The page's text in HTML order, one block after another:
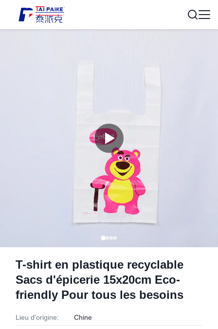
T-shirt en plastique recyclable
Sacs d'épicerie 15x20cm Eco-
friendly Pour tous les besoins
Lieu d'origine: Chine